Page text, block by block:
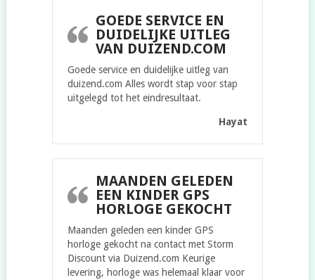
GOEDE SERVICE EN
DUIDELIJKE UITLEG
VAN DUIZEND.COM
Goede service en duidelijke uitleg van
duizend.com Alles wordt stap voor stap
uitgelegd tot het eindresultaat.
Hayat
MAANDEN GELEDEN
EEN KINDER GPS
HORLOGE GEKOCHT
Maanden geleden een kinder GPS
horloge gekocht na contact met Storm
Discount via Duizend.com Keurige
levering, horloge was helemaal klaar voor